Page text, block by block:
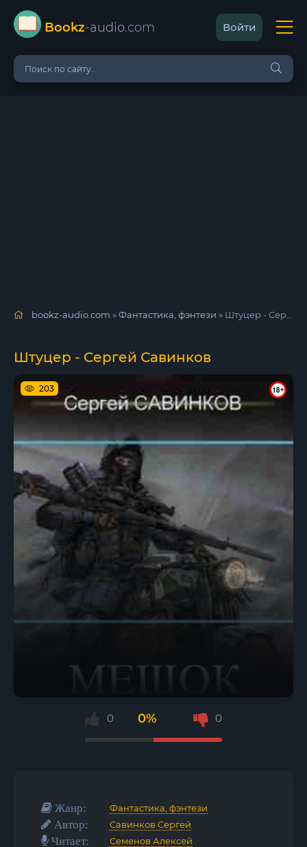
Bookz-audio.com Войти
bookz-audio.com »Фантастика, фэнтези » Штуцер - Сергей Савинков
Штуцер - Сергей Савинков
203
0 0% 0
Жанр: Фантастика, фэнтези
Автор: Савинков Сергей
Читает: Семенов Алексей